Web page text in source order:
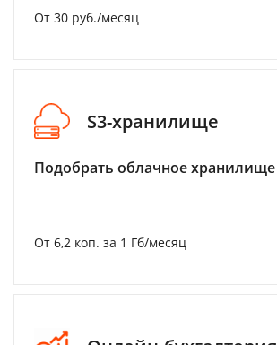
От 30 руб./месяц
S3-хранилище
Подобрать облачное хранилище
От 6,2 коп. за 1 Гб/месяц